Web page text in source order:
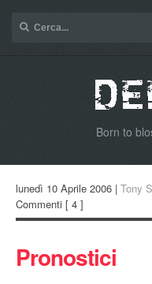
Born to
lunedì 10 Aprile 2006 | Tony
Commenti [ 4 ]
Pronostici